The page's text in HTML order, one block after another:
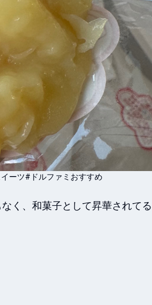
ーツ#ドルファミおすすめ
く、和菓子として昇華されて